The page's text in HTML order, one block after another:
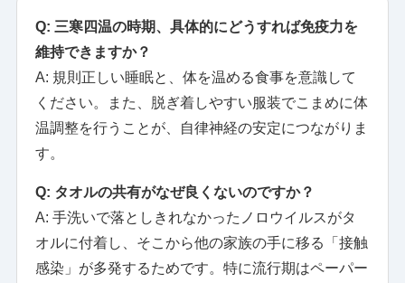
Q: 三寒四温の時期、具体的にどうすれば免疫力を
維持できますか？
A: 規則正しい睡眠と、体を温める食事を意識して
ください。また、脱ぎ着しやすい服装でこまめに体
温調整を行うことが、自律神経の安定につながりま
す。
Q: タオルの共有がなぜ良くないのですか？
A: 手洗いで落としきれなかったノロウイルスがタ
オルに付着し、そこから他の家族の手に移る「接触
感染」が多発するためです。特に流行期はペーパー